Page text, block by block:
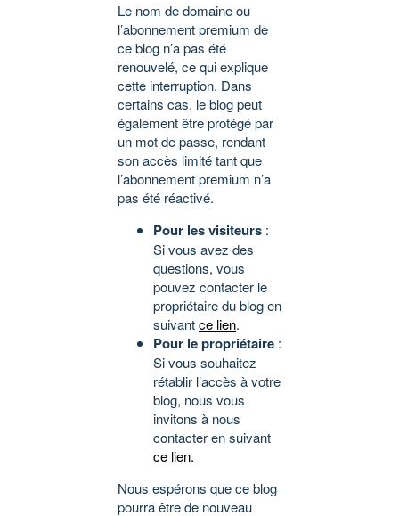
Le nom de domaine ou
l’abonnement premium de
ce blog n’a pas été
renouvelé, ce qui explique
cette interruption. Dans
certains cas, le blog peut
également être protégé par
un mot de passe, rendant
son accès limité tant que
l’abonnement premium n’a
pas été réactivé.
Pour les visiteurs :
Si vous avez des
questions, vous
pouvez contacter le
propriétaire du blog en
suivantce lien.
Pour le propriétaire :
Si vous souhaitez
rétablir l’accès à votre
blog, nous vous
invitons à nous
contacter en suivant
ce lien.
Nous espérons que ce blog
pourra être de nouveau